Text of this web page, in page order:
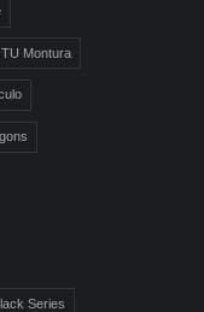
Montura
Series